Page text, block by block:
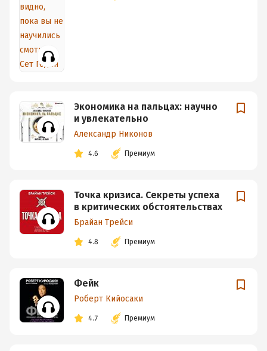
Экономика на пальцах: научно
и увлекательно
Александр Никонов
4.6 Премиум
Точка кризиса. Секреты успеха
в критических обстоятельствах
Брайан Трейси
4.8 Премиум
Фейк
Роберт Кийосаки
4.7 Премиум